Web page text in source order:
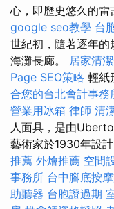
心，即歷史悠久的雷
google seo教學 台
世紀初，隨著逐年
海灘長廊。 居家清
Page SEO策略 輕紙
合您的台北會計事務
營業用冰箱 律師 清
人面具，是由Uberto
藝術家於1930年設計
推薦 外燴推薦 空間
事務所 台中腳底按
助聽器 台胞證過期